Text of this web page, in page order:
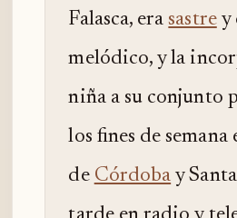
Falasca, erasastrey
melódico, y la
niña a su conjunto
los fines de semana
de Córdoba y